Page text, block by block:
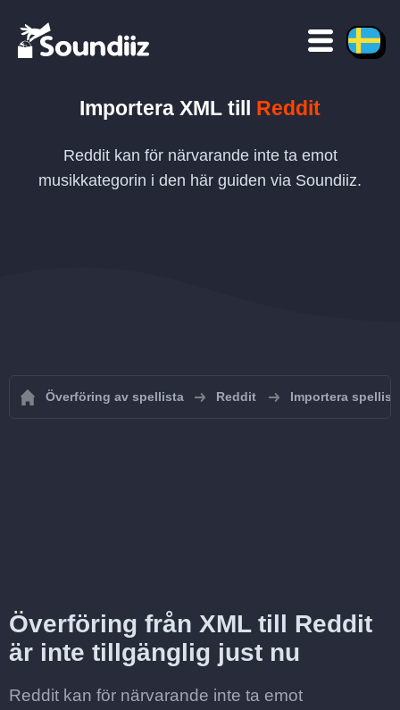
Importera XML till Reddit
Reddit kan för närvarande inte ta emot
musikkategorin i den här guiden via Soundiiz.
Överföring av spellista Reddit Importera
Överföring från XML till Reddit
är inte tillgänglig just nu
Reddit kan för närvarande inte ta emot